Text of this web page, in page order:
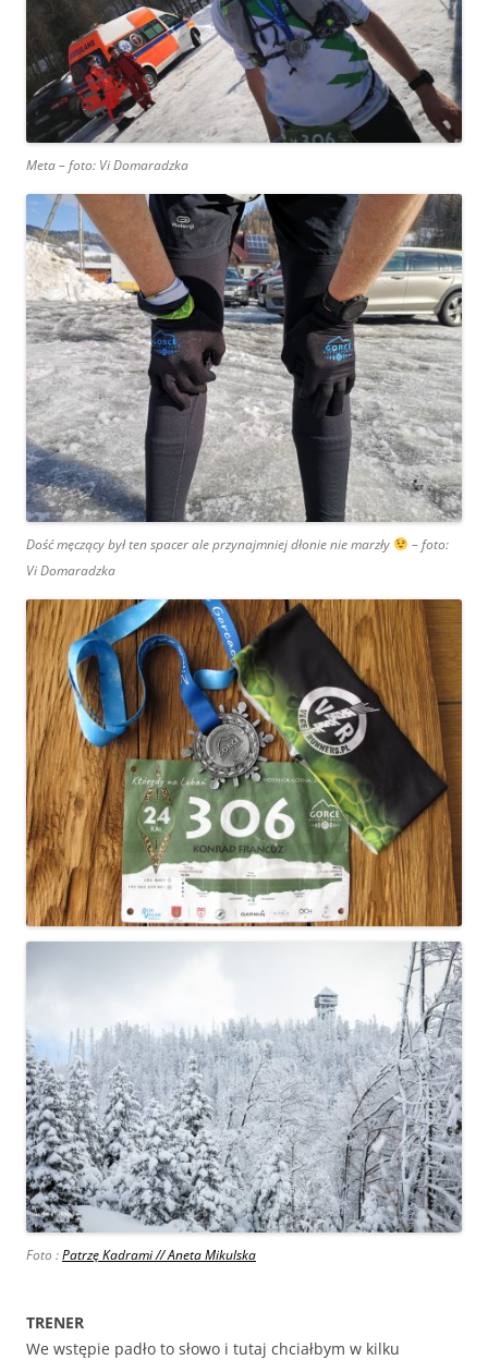
Meta – foto: Vi Domaradzka
Dość męczący był ten spacer ale przynajmniej dłonie nie marzły
– foto:
Vi Domaradzka
Foto :Patrzę Kadrami // Aneta Mikulska
TRENER
We wstępie padło to słowo i tutaj chciałbym w kilku